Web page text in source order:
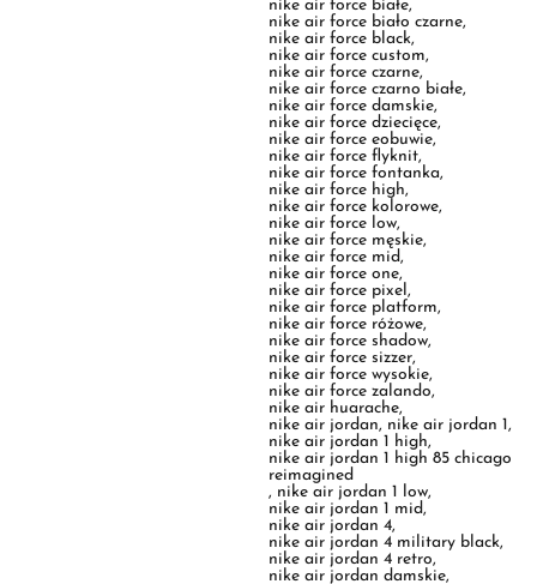
nike air force damskie
nike air force dziecięce,
nike air force eobuwie
nike air force flyknit,
nike air force fontanka
nike air force high,
nike air force kolorowe
nike air force low,
nike air force męskie,
nike air force mid,
nike air force one,
nike air force pixel
nike air force platform,
nike air force różowe
nike air force shadow
nike air force sizzer
nike air force wysokie
nike air force zalando
nike air huarache ,
nike air jordan,nike air jordan 1
nike air jordan 1 high,
nike air jordan 1 high 85 chicago
reimagined
,nike air jordan 1 low,
nike air jordan 1 mid
nike air jordan 4,
nike air jordan 4 military black
nike air jordan 4 retro,
nike air jordan damskie
nike air jordan high,
nike air jordan mid,
nike air korki,nike air kukini
nike air mac,nike air mag,
nike air max,nike air max 1